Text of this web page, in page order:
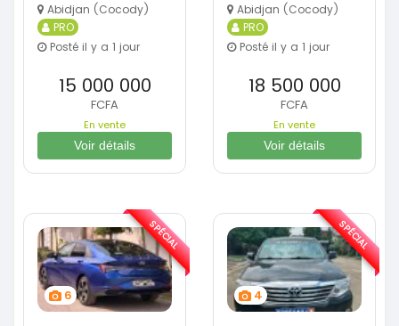
Abidjan (Cocody)
PRO
Posté il y a 1 jour
15 000 000
FCFA
En vente
Voir détails
Abidjan (Cocody)
PRO
Posté il y a 1 jour
18 500 000
FCFA
En vente
Voir détails
6
SPÉCIAL
4
SPÉCIAL